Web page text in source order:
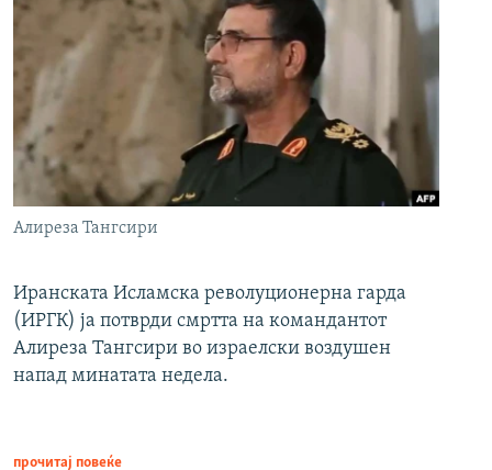
Алиреза Тангсири
Иранската Исламска револуционерна гарда
(ИРГК) ја потврди смртта на командантот
Алиреза Тангсири во израелски воздушен
напад минатата недела.
прочитај повеќе